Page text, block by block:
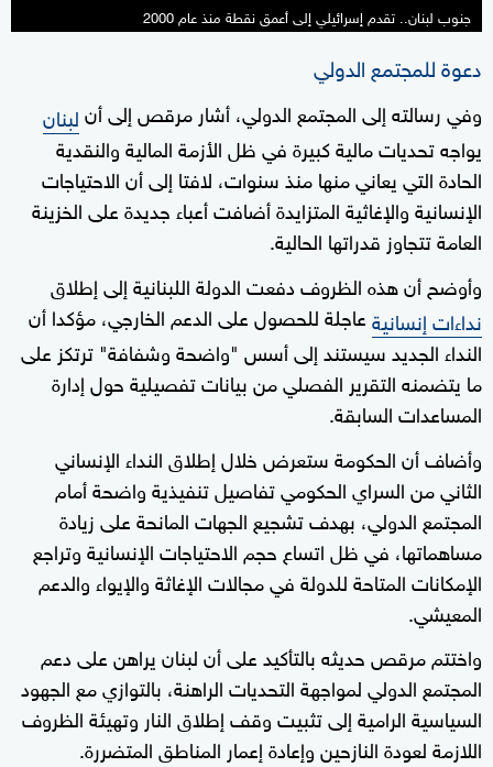
جنوب لبنان.. تقدم إسرائيلي إلى أعمق نقطة منذ عام 2000
دعوة للمجتمع الدولي
وفي رسالته إلى المجتمع الدولي، أشار مرقص إلى أنلبنان
يواجه تحديات مالية كبيرة في ظل الأزمة المالية والنقدية
الحادة التي يعاني منها منذ سنوات، لافتا إلى أن الاحتياجات
الإنسانية والإغاثية المتزايدة أضافت أعباء جديدة على الخزينة
العامة تتجاوز قدراتها الحالية.
وأوضح أن هذه الظروف دفعت الدولة اللبنانية إلى إطلاق
نداءات إنسانيةعاجلة للحصول على الدعم الخارجي، مؤكدا أن
النداء الجديد سيستند إلى أسس "واضحة وشفافة" ترتكز على
ما يتضمنه التقرير الفصلي من بيانات تفصيلية حول إدارة
المساعدات السابقة.
وأضاف أن الحكومة ستعرض خلال إطلاق النداء الإنساني
الثاني من السراي الحكومي تفاصيل تنفيذية واضحة أمام
المجتمع الدولي، بهدف تشجيع الجهات المانحة على زيادة
مساهماتها، في ظل اتساع حجم الاحتياجات الإنسانية وتراجع
الإمكانات المتاحة للدولة في مجالات الإغاثة والإيواء والدعم
المعيشي.
واختتم مرقص حديثه بالتأكيد على أن لبنان يراهن على دعم
المجتمع الدولي لمواجهة التحديات الراهنة، بالتوازي مع الجهود
السياسية الرامية إلى تثبيت وقف إطلاق النار وتهيئة الظروف
اللازمة لعودة النازحين وإعادة إعمار المناطق المتضررة.